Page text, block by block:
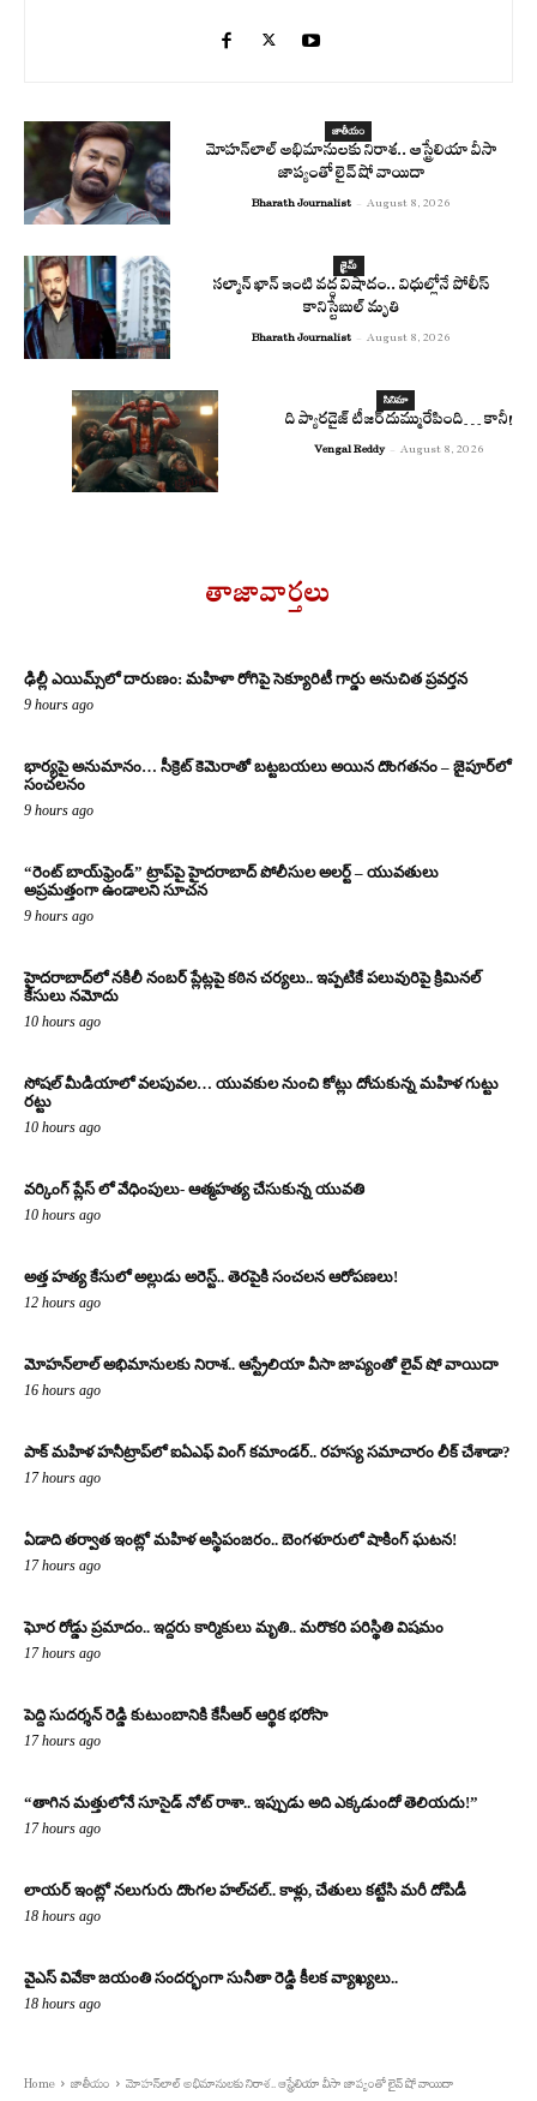
జాతీయం
మోహన్‌లాల్ అభిమానులకు నిరాశ.. ఆస్ట్రేలియా వీసా
జాప్యంతో లైవ్ షో వాయిదా
Bharath Journalist - August 8, 2026
క్రైమ్
సల్మాన్ ఖాన్ ఇంటి వద్ద విషాదం.. విధుల్లోనే పోలీస్
కానిస్టేబుల్ మృతి
Bharath Journalist - August 8, 2026
సినిమా
ది ప్యారడైజ్ టీజర్ దుమ్మురేపింది… కానీ!
Vengal Reddy - August 8, 2026
తాజావార్తలు
ఢిల్లీ ఎయిమ్స్‌లో దారుణం: మహిళా రోగిపై సెక్యూరిటీ గార్డు అనుచిత ప్రవర్తన
9 hours ago
భార్యపై అనుమానం… సీక్రెట్ కెమెరాతో బట్టబయలు అయిన దొంగతనం – జైపూర్‌లో
సంచలనం
9 hours ago
“రెంట్ బాయ్‌ఫ్రెండ్” ట్రాప్‌పై హైదరాబాద్ పోలీసుల అలర్ట్ – యువతులు
అప్రమత్తంగా ఉండాలని సూచన
9 hours ago
హైదరాబాద్‌లో నకిలీ నంబర్ ప్లేట్లపై కఠిన చర్యలు.. ఇప్పటికే పలువురిపై క్రిమినల్
కేసులు నమోదు
10 hours ago
సోషల్ మీడియాలో వలపువల… యువకుల నుంచి కోట్లు దోచుకున్న మహిళ గుట్టు
రట్టు
10 hours ago
వర్కింగ్ ప్లేస్ లో వేధింపులు- ఆత్మహత్య చేసుకున్న యువతి
10 hours ago
అత్త హత్య కేసులో అల్లుడు అరెస్ట్.. తెరపైకి సంచలన ఆరోపణలు!
12 hours ago
మోహన్‌లాల్ అభిమానులకు నిరాశ.. ఆస్ట్రేలియా వీసా జాప్యంతో లైవ్ షో వాయిదా
16 hours ago
పాక్ మహిళ హనీట్రాప్‌లో ఐఏఎఫ్ వింగ్ కమాండర్.. రహస్య సమాచారం లీక్ చేశాడా?
17 hours ago
ఏడాది తర్వాత ఇంట్లో మహిళ అస్థిపంజరం.. బెంగళూరులో షాకింగ్ ఘటన!
17 hours ago
ఘోర రోడ్డు ప్రమాదం.. ఇద్దరు కార్మికులు మృతి.. మరొకరి పరిస్థితి విషమం
17 hours ago
పెద్ది సుదర్శన్ రెడ్డి కుటుంబానికి కేసీఆర్ ఆర్థిక భరోసా
17 hours ago
“తాగిన మత్తులోనే సూసైడ్ నోట్ రాశా.. ఇప్పుడు అది ఎక్కడుందో తెలియదు!”
17 hours ago
లాయర్ ఇంట్లో నలుగురు దొంగల హల్‌చల్.. కాళ్లు, చేతులు కట్టేసి మరీ దోపిడీ
18 hours ago
వైఎస్ వివేకా జయంతి సందర్భంగా సునీతా రెడ్డి కీలక వ్యాఖ్యలు..
18 hours ago